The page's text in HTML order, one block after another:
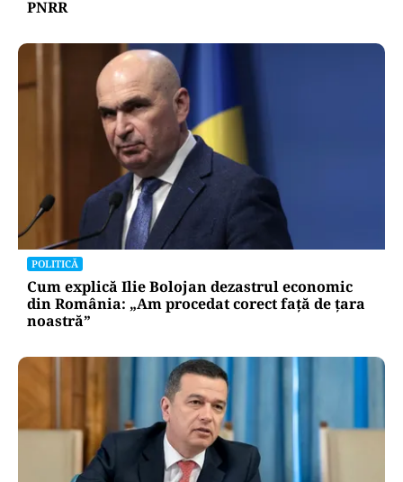
PNRR
POLITICĂ
Cum explică Ilie Bolojan dezastrul economic
din România: „Am procedat corect față de țara
noastră”